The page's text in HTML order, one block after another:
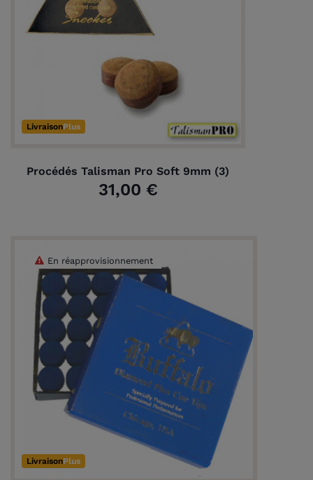
LivraisonPlus
Procédés Talisman Pro Soft 9mm (3)
31,00 €
LivraisonPlus
En réapprovisionnement